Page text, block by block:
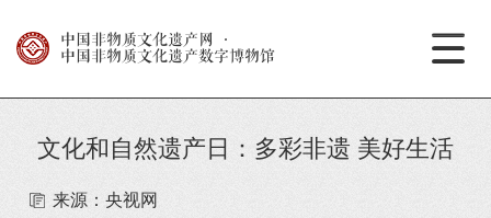
中国非物质文化遗产网
·
中国非物质文化遗产数字博物馆
文化和自然遗产日：多彩非遗 美好生活
来源：央视网